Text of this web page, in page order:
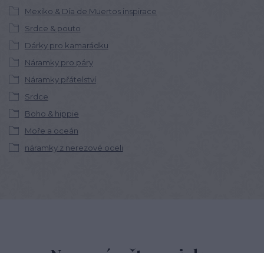
Mexiko & Día de Muertos inspirace
Srdce & pouto
Dárky pro kamarádku
Náramky pro páry
Náramky přátelství
Srdce
Boho & hippie
Moře a oceán
náramky z nerezové oceli